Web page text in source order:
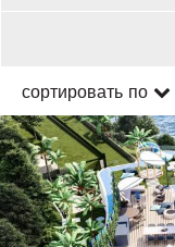
сортировать по